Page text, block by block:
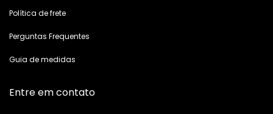
Política de frete
Perguntas Frequentes
Guia de medidas
Entre em contato